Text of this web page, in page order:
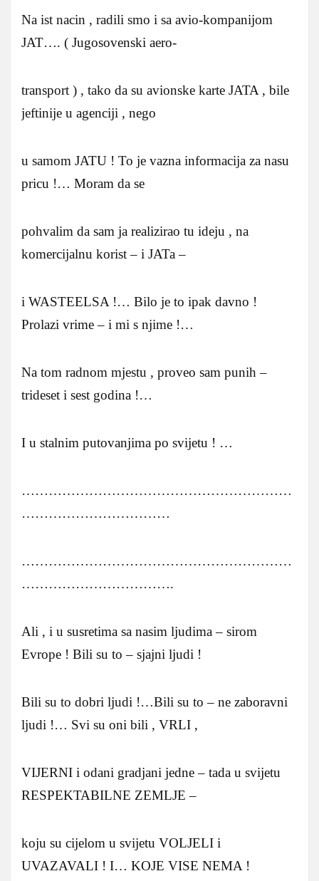
Na ist nacin , radili smo i sa avio-kompanijom
JAT…. ( Jugosovenski aero-
transport ) , tako da su avionske karte JATA , bile
jeftinije u agenciji , nego
u samom JATU ! To je vazna informacija za nasu
pricu !… Moram da se
pohvalim da sam ja realizirao tu ideju , na
komercijalnu korist – i JATa –
i WASTEELSA !… Bilo je to ipak davno !
Prolazi vrime – i mi s njime !…
Na tom radnom mjestu , proveo sam punih –
trideset i sest godina !…
I u stalnim putovanjima po svijetu ! …
……………………………………………………
……………………………
……………………………………………………
…………………………….
Ali , i u susretima sa nasim ljudima – sirom
Evrope ! Bili su to – sjajni ljudi !
Bili su to dobri ljudi !…Bili su to – ne zaboravni
ljudi !… Svi su oni bili , VRLI ,
VIJERNI i odani gradjani jedne – tada u svijetu
RESPEKTABILNE ZEMLJE –
koju su cijelom u svijetu VOLJELI i
UVAZAVALI ! I… KOJE VISE NEMA !